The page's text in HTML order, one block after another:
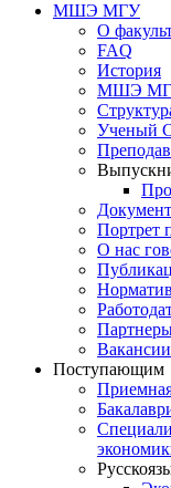
МШЭ МГУ
О
FAQ
История
МШЭ
Ученый
Портрет
О нас
Вакансии
Поступающим